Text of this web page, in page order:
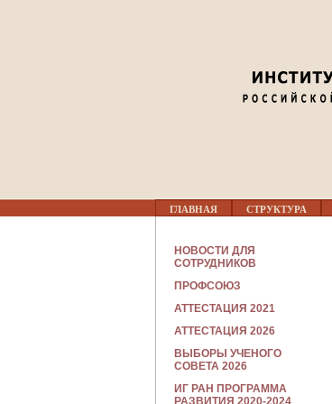
Л
ГЛАВНАЯ СТРУКТУРА
М
НОВОСТИ ДЛЯ
СОТРУДНИКОВ
ПРОФСОЮЗ
АТТЕСТАЦИЯ 2021
АТТЕСТАЦИЯ 2026
ВЫБОРЫ УЧЕНОГО
СОВЕТА 2026
ИГ РАН ПРОГРАММА
РАЗВИТИЯ 2020-2024